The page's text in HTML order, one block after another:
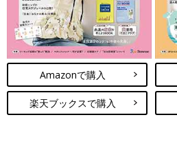
Amazonで購入
楽天ブックスで購入